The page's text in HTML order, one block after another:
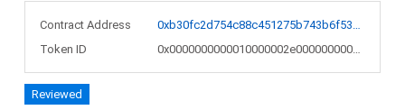
Contract Address
0xb30fc2d754c88c451275b743b6f530f19f643683
Token ID
0x0000000000010000002e0000000005a9
Reviewed